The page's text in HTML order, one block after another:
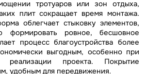
тротуаров или зон отдыха,
плит сокращает время монтажа.
облегчает стыковку элементов,
формировать ровное, бесшовное
процесс благоустройства более
выгодным, особенно при
реализации проекта. Покрытие
удобным для передвижения.